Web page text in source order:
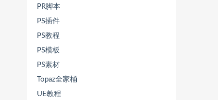
PR脚本
PS插件
PS教程
PS模板
PS素材
Topaz全家桶
UE教程